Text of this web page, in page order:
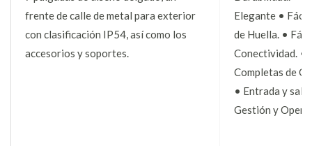
frente de calle de metal para exterior
con clasificación IP54, así como los
accesorios y soportes.
Elegante •
de Huella. •
Conectividad. •
Completas de
• Entrada y
Gestión y